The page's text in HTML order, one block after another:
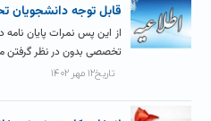
قابل توجه دانشجویان
از این پس نمرات پایان نامه
تخصصی بدون در نظر گرفتن
تاریخ۱۲ مهر ۱۴۰۲